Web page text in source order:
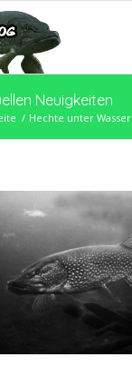
Neuigkeiten
/ Hechte unter Wasser